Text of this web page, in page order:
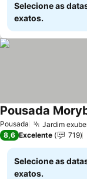
Selecione as
exatos.
Pousada Jardim
Pousada
8,6 Excelente 719
Selecione as
exatos.